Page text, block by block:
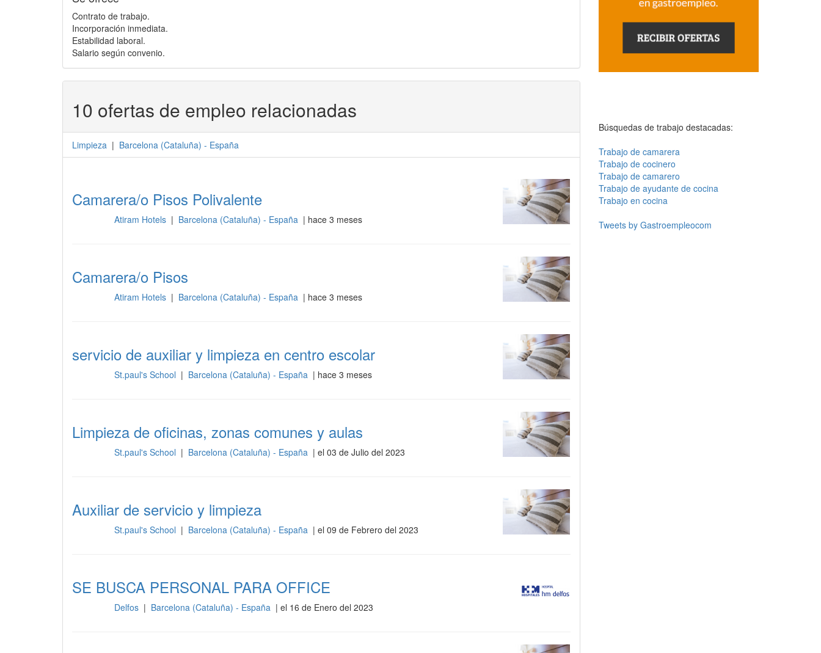
Contrato de trabajo.
Incorporación inmediata.
Estabilidad laboral.
Salario según convenio.
10 ofertas de empleo relacionadas
Limpieza | Barcelona (Cataluña) - España
Camarera/o Pisos Polivalente
Atiram Hotels | Barcelona (Cataluña) - España | hace 3 meses
Camarera/o Pisos
Atiram Hotels | Barcelona (Cataluña) - España | hace 3 meses
servicio de auxiliar y limpieza en centro escolar
St.paul's School | Barcelona (Cataluña) - España | hace 3 meses
Limpieza de oficinas, zonas comunes y aulas
St.paul's School | Barcelona (Cataluña) - España | el 03 de Julio del 2023
Auxiliar de servicio y limpieza
St.paul's School | Barcelona (Cataluña) - España | el 09 de Febrero del 2023
SE BUSCA PERSONAL PARA OFFICE
Delfos | Barcelona (Cataluña) - España | el 16 de Enero del 2023
Búsquedas de trabajo destacadas:
Trabajo de camarera
Trabajo de cocinero
Trabajo de camarero
Trabajo de ayudante de cocina
Trabajo en cocina
Tweets by Gastroempleocom